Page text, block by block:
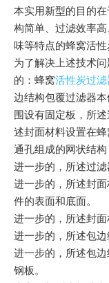
本实用新型的目的
构简单、过滤效率
味等特点的蜂窝活性
为了解决上述技术
的：蜂窝活性炭过滤
边结构包覆过滤器
围设有固定板，所
述封面材料设置在
通孔组成的网状结构
进一步的，所述过滤
进一步的，所述封
件的表面和底面。
进一步的，所述封面
进一步的，所述包边
进一步的，所述包
钢板。